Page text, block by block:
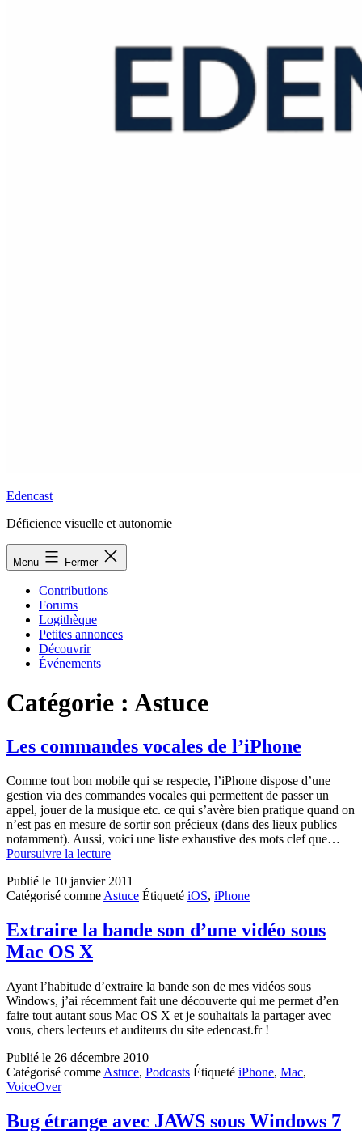
Edencast
Déficience visuelle et autonomie
Menu Fermer
Contributions
Forums
Logithèque
Petites annonces
Découvrir
Événements
Catégorie : Astuce
Les commandes vocales de l’iPhone
Comme tout bon mobile qui se respecte, l’iPhone dispose d’une
gestion via des commandes vocales qui permettent de passer un
appel, jouer de la musique etc. ce qui s’avère bien pratique quand on
n’est pas en mesure de sortir son précieux (dans des lieux publics
notamment). Aussi, voici une liste exhaustive des mots clef que…
Poursuivre la lectureLes
vocales
de
Publié le 10 janvier 2011
Catégorisé comme Astuce Étiqueté iOS, iPhone
Extraire la bande son d’une vidéo sous
Mac OS X
Ayant l’habitude d’extraire la bande son de mes vidéos sous
Windows, j’ai récemment fait une découverte qui me permet d’en
faire tout autant sous Mac OS X et je souhaitais la partager avec
vous, chers lecteurs et auditeurs du site edencast.fr !
Publié le 26 décembre 2010
Catégorisé comme Astuce, Podcasts Étiqueté iPhone, Mac,
VoiceOver
Bug étrange avec JAWS sous Windows 7